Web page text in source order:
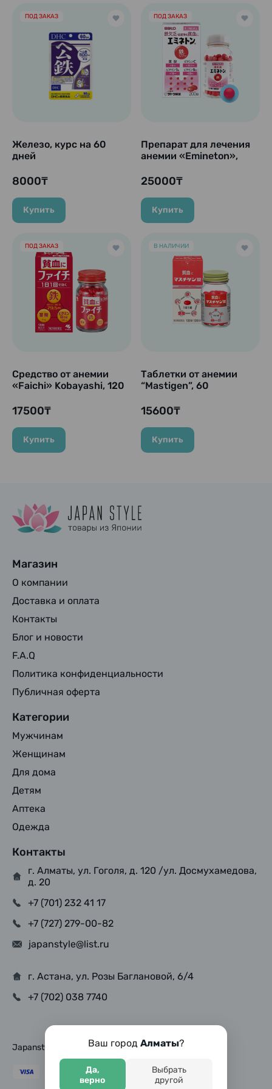
Ваш город Алматы?
Да,
верно
Выбрать
другой
ПОД ЗАКАЗ
Железо, курс на 60
дней
8000₸
Купить
ПОД ЗАКАЗ
Препарат для лечения
анемии «Emineton»,
25000₸
Купить
ПОД ЗАКАЗ
Средство от анемии
«Faichi» Kobayashi, 120
17500₸
Купить
В НАЛИЧИИ
Таблетки от анемии
“Mastigen”, 60
15600₸
Купить
Магазин
О компании
Доставка и оплата
Контакты
Блог и новости
F.A.Q
Политика конфиденциальности
Публичная оферта
Категории
Мужчинам
Женщинам
Для дома
Детям
Аптека
Одежда
Контакты
г. Алматы, ул. Гоголя, д. 120 /ул. Досмухамедова,
д. 20
+7 (701) 232 41 17
+7 (727) 279-00-82
japanstyle@list.ru
г. Астана, ул. Розы Баглановой, 6/4
+7 (702) 038 7740
Japanstyle © Copyright 2025, Все права защищены